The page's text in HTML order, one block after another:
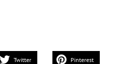
Twitter Pinterest